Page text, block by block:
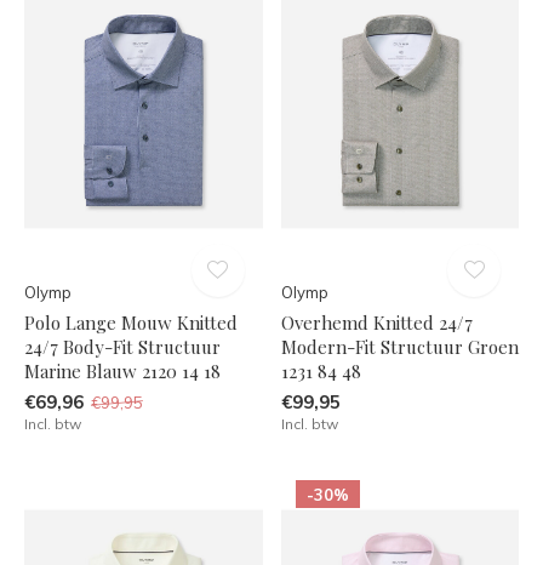
Olymp
Polo Lange Mouw Knitted
24/7 Body-Fit Structuur
Marine Blauw 2120 14 18
€69,96 €99,95
Incl. btw
Olymp
Overhemd Knitted 24/7
Modern-Fit Structuur Groen
1231 84 48
€99,95
Incl. btw
-30%